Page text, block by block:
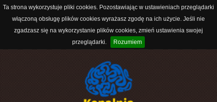
Ta strona wykorzystuje pliki cookies. Pozostawiając w ustawieniach przeglądarki
włączoną obsługę plików cookies wyrażasz zgodę na ich użycie. Jeśli nie
zgadzasz się na wykorzystanie plików cookies, zmień ustawienia swojej
przeglądarki.
Rozumiem